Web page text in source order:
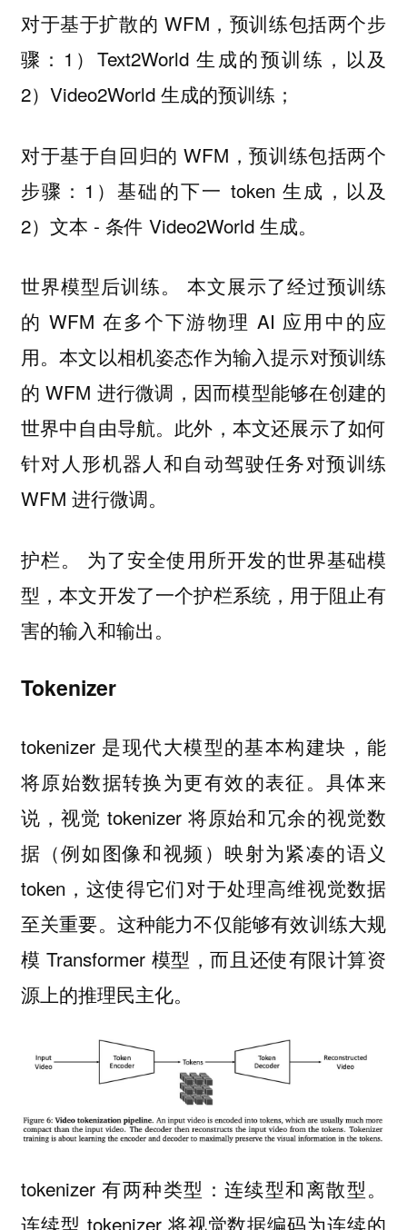
对于基于扩散的 WFM，预训练包括两个步
骤：1）Text2World 生成的预训练，以及
2）Video2World 生成的预训练；
对于基于自回归的 WFM，预训练包括两个
步骤：1）基础的下一 token 生成，以及
2）文本 - 条件 Video2World 生成。
世界模型后训练。
本文展示了经过预训练
的 WFM 在多个下游物理 AI 应用中的应
用。本文以相机姿态作为输入提示对预训练
的 WFM 进行微调，因而模型能够在创建的
世界中自由导航。此外，本文还展示了如何
针对人形机器人和自动驾驶任务对预训练
WFM 进行微调。
护栏。
为了安全使用所开发的世界基础模
型，本文开发了一个护栏系统，用于阻止有
害的输入和输出。
Tokenizer
tokenizer 是现代大模型的基本构建块，能
将原始数据转换为更有效的表征。具体来
说，视觉 tokenizer 将原始和冗余的视觉数
据（例如图像和视频）映射为紧凑的语义
token，这使得它们对于处理高维视觉数据
至关重要。这种能力不仅能够有效训练大规
模 Transformer 模型，而且还使有限计算资
源上的推理民主化。
tokenizer 有两种类型：连续型和离散型。
连续型 tokenizer 将视觉数据编码为连续的